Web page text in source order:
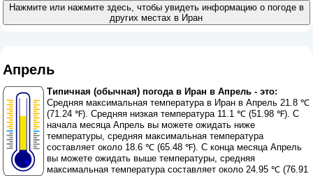
Нажмите или нажмите здесь, чтобы увидеть информацию о погоде в
других местах в Иран
Апрель
Типичная (обычная) погода в Иран в Апрель - это:
Средняя максимальная температура в Иран в Апрель 21.8 ℃
(71.24 ℉). Средняя низкая температура 11.1 ℃ (51.98 ℉). С
начала месяца Апрель вы можете ожидать ниже
температуры, средняя максимальная температура
составляет около 18.6 ℃ (65.48 ℉). С конца месяца Апрель
вы можете ожидать выше температуры, средняя
максимальная температура составляет около 24.95 ℃ (76.91